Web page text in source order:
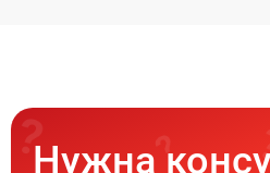
Нужна